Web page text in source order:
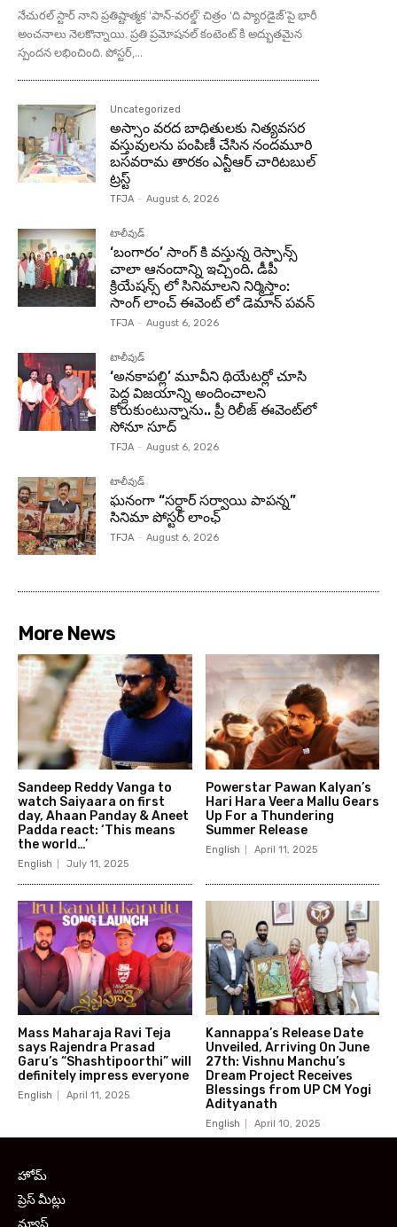
నేచురల్ స్టార్ నాని ప్రతిష్టాత్మక 'పాన్-వరల్డ్' చిత్రం 'ది ప్యారడైజ్'పై భారీ
అంచనాలు నెలకొన్నాయి. ప్రతి ప్రమోషనల్ కంటెంట్ కి అద్భుతమైన
స్పందన లభించింది. పోస్టర్,...
Uncategorized
అస్సాం వరద బాధితులకు నిత్యవసర
వస్తువులను పంపిణీ చేసిన నందమూరి
బసవరామ తారకం ఎన్టీఆర్ చారిటబుల్
ట్రస్ట్
TFJA - August 6, 2026
టాలీవుడ్
‘బంగారం’ సాంగ్ కి వస్తున్న రెస్పాన్స్
చాలా ఆనందాన్ని ఇచ్చింది. డీపీ
క్రియేషన్స్ లో సినిమాలని నిర్మిస్తాం:
సాంగ్ లాంచ్ ఈవెంట్ లో డెమాన్ పవన్
TFJA - August 6, 2026
టాలీవుడ్
‘అనకాపల్లి’ మూవీని థియేటర్లో చూసి
పెద్ద విజయాన్ని అందించాలని
కోరుకుంటున్నాను.. ప్రీ రిలీజ్ ఈవెంట్‌లో
సోనూ సూద్
TFJA - August 6, 2026
టాలీవుడ్
ఘనంగా “సర్దార్ సర్వాయి పాపన్న”
సినిమా పోస్టర్ లాంఛ్
TFJA - August 6, 2026
More News
Sandeep Reddy Vanga to
watch Saiyaara on first
day, Ahaan Panday & Aneet
Padda react: ‘This means
the world…’
English July 11, 2025
Powerstar Pawan Kalyan’s
Hari Hara Veera Mallu Gears
Up For a Thundering
Summer Release
English April 11, 2025
Mass Maharaja Ravi Teja
says Rajendra Prasad
Garu’s “Shashtipoorthi” will
definitely impress everyone
English April 11, 2025
Kannappa’s Release Date
Unveiled, Arriving On June
27th: Vishnu Manchu’s
Dream Project Receives
Blessings from UP CM Yogi
Adityanath
English April 10, 2025
హోమ్
ప్రెస్ మీట్లు